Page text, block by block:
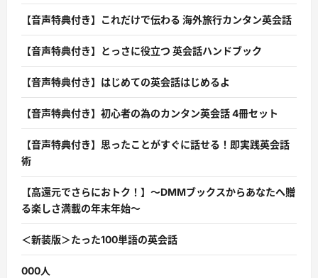
【音声特典付き】これだけで伝わる 海外旅行カンタン英会話
【音声特典付き】とっさに役立つ 英会話ハンドブック
【音声特典付き】はじめての英会話はじめるよ
【音声特典付き】初心者の為のカンタン英会話 4冊セット
【音声特典付き】思ったことがすぐに話せる！即実践英会話
術
【高還元でさらにおトク！】〜DMMブックスからあなたへ贈
る楽しさ満載の年末年始〜
＜新装版＞たった100単語の英会話
000人